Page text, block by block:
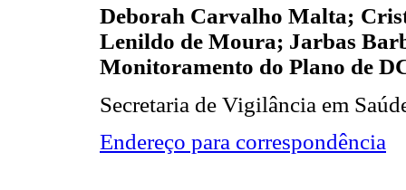
Deborah Carvalho Malta;
Lenildo de Moura; Jarbas
Monitoramento do Plano de
Secretaria de Vigilância em
Endereço para correspondência